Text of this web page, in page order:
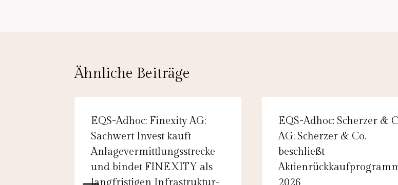
Ähnliche Beiträge
EQS-Adhoc: Finexity AG:
Sachwert Invest kauft
Anlagevermittlungsstrecke
und bindet FINEXITY als
langfristigen Infrastruktur-
EQS-Adhoc: Scherzer &
AG: Scherzer & Co.
beschließt
2026